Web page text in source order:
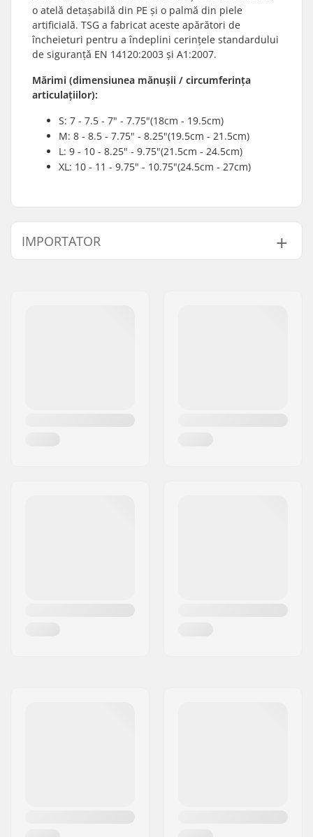
o atelă detașabilă din PE și o palmă din piele
artificială. TSG a fabricat aceste apărători de
încheieturi pentru a îndeplini cerințele standardului
de siguranță EN 14120:2003 și A1:2007.
Mărimi (dimensiunea mănușii / circumferința
articulațiilor):
S: 7 - 7.5 - 7" - 7.75"(18cm - 19.5cm)
M: 8 - 8.5 - 7.75" - 8.25"(19.5cm - 21.5cm)
L: 9 - 10 - 8.25" - 9.75"(21.5cm - 24.5cm)
XL: 10 - 11 - 9.75" - 10.75"(24.5cm - 27cm)
IMPORTATOR